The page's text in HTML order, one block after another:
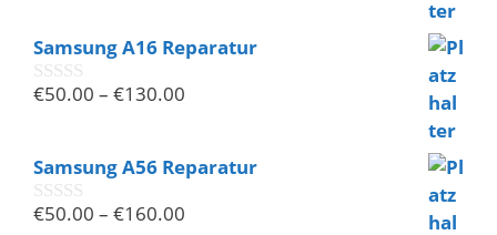
5
Samsung A16 Reparatur
0
5
€50.00 – €130.00
Samsung A56 Reparatur
0
€50.00 – €160.00